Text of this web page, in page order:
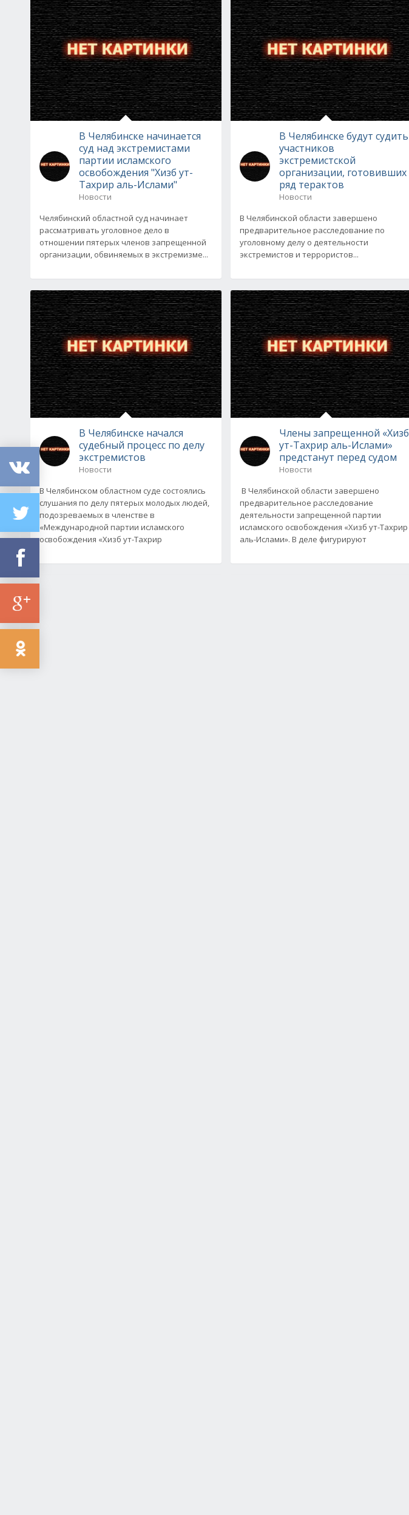
В Челябинске начинается
суд над экстремистами
партии исламского
освобождения "Хизб ут-
Тахрир аль-Ислами"
Новости
Челябинский областной суд начинает
рассматривать уголовное дело в
отношении пятерых членов запрещенной
организации, обвиняемых в экстремизме...
В Челябинске начался
судебный процесс по делу
экстремистов
Новости
В Челябинском областном суде состоялись
слушания по делу пятерых молодых людей,
подозреваемых в членстве в
«Международной партии исламского
освобождения «Хизб ут-Тахрир
В Челябинске будут судить
участников
экстремистской
организации, готовивших
ряд терактов
Новости
В Челябинской области завершено
предварительное расследование по
уголовному делу о деятельности
экстремистов и террористов...
Члены запрещенной «Хизб
ут-Тахрир аль-Ислами»
предстанут перед судом
Новости
В Челябинской области завершено
предварительное расследование
деятельности запрещенной партии
исламского освобождения «Хизб ут-Тахрир
аль-Ислами». В деле фигурируют